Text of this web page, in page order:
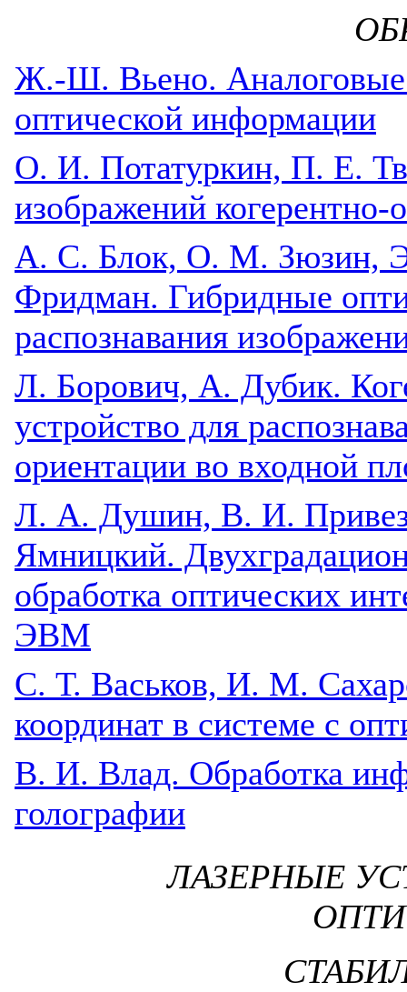
Ж.-Ш. Вьено. Аналоговые
оптической информации
О. И. Потатуркин, П. Е.
изображений
A. С. Блок, О. М. Зюзин,
Фридман. Гибридные
распознавания
Л. Борович, А. Дубик.
устройство для
ориентации во входной
Л. А. Душин, В. И.
Ямницкий.
обработка оптических
ЭВМ
С. Т. Васьков, И. М.
координат в системе с
B. И. Влад. Обработка
голографии
ЛАЗЕРНЫЕ